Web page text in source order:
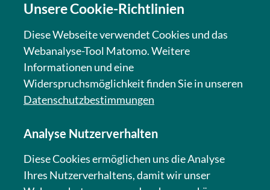
Unsere Cookie-Richtlinien
Diese Webseite verwendet Cookies und das
Webanalyse-Tool Matomo. Weitere
Informationen und eine
Widerspruchsmöglichkeit finden Sie in unseren
Datenschutzbestimmungen
Analyse Nutzerverhalten
Diese Cookies ermöglichen uns die Analyse
Ihres Nutzerverhaltens, damit wir unser
KONTAKT
NEWSLETTER
IMPRESSUM
DATENSCHUTZ